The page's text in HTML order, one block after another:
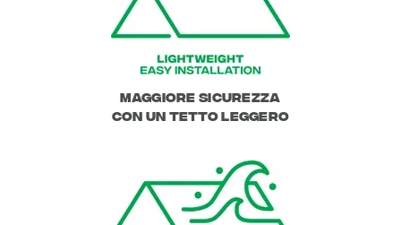
Maggiore sicurezza
con un tetto leggero